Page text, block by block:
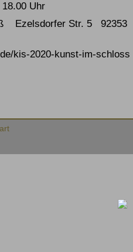
Uhr
Ezelsdorfer Str. 5 92353
kis-2020-kunst-im-schloss